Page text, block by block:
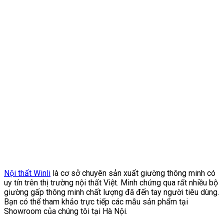
Nội thất Winli là cơ sở chuyên sản xuất giường thông minh có
uy tín trên thị trường nội thất Việt. Minh chứng qua rất nhiều bộ
giường gấp thông minh chất lượng đã đến tay người tiêu dùng.
Bạn có thể tham khảo trực tiếp các mẫu sản phẩm tại
Showroom của chúng tôi tại Hà Nội.